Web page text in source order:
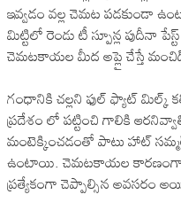
ఇవ్వడం వల్ల చెమట పడకుండా
మిట్టిలో రెండు టీ స్పూన్ల పుదీనా
చెమటకాయల మీద అప్లై చేస్తే
గంధానికి చల్లని ఫుల్ ఫ్యాట్
ప్రదేశం లో పట్టించి గాలికి
మంటెక్కించడంతో పాటు హాట్
ఉంటాయి. చెమటకాయల కారణంగా
ప్రత్యేకంగా చెప్పాల్సిన అవసరం